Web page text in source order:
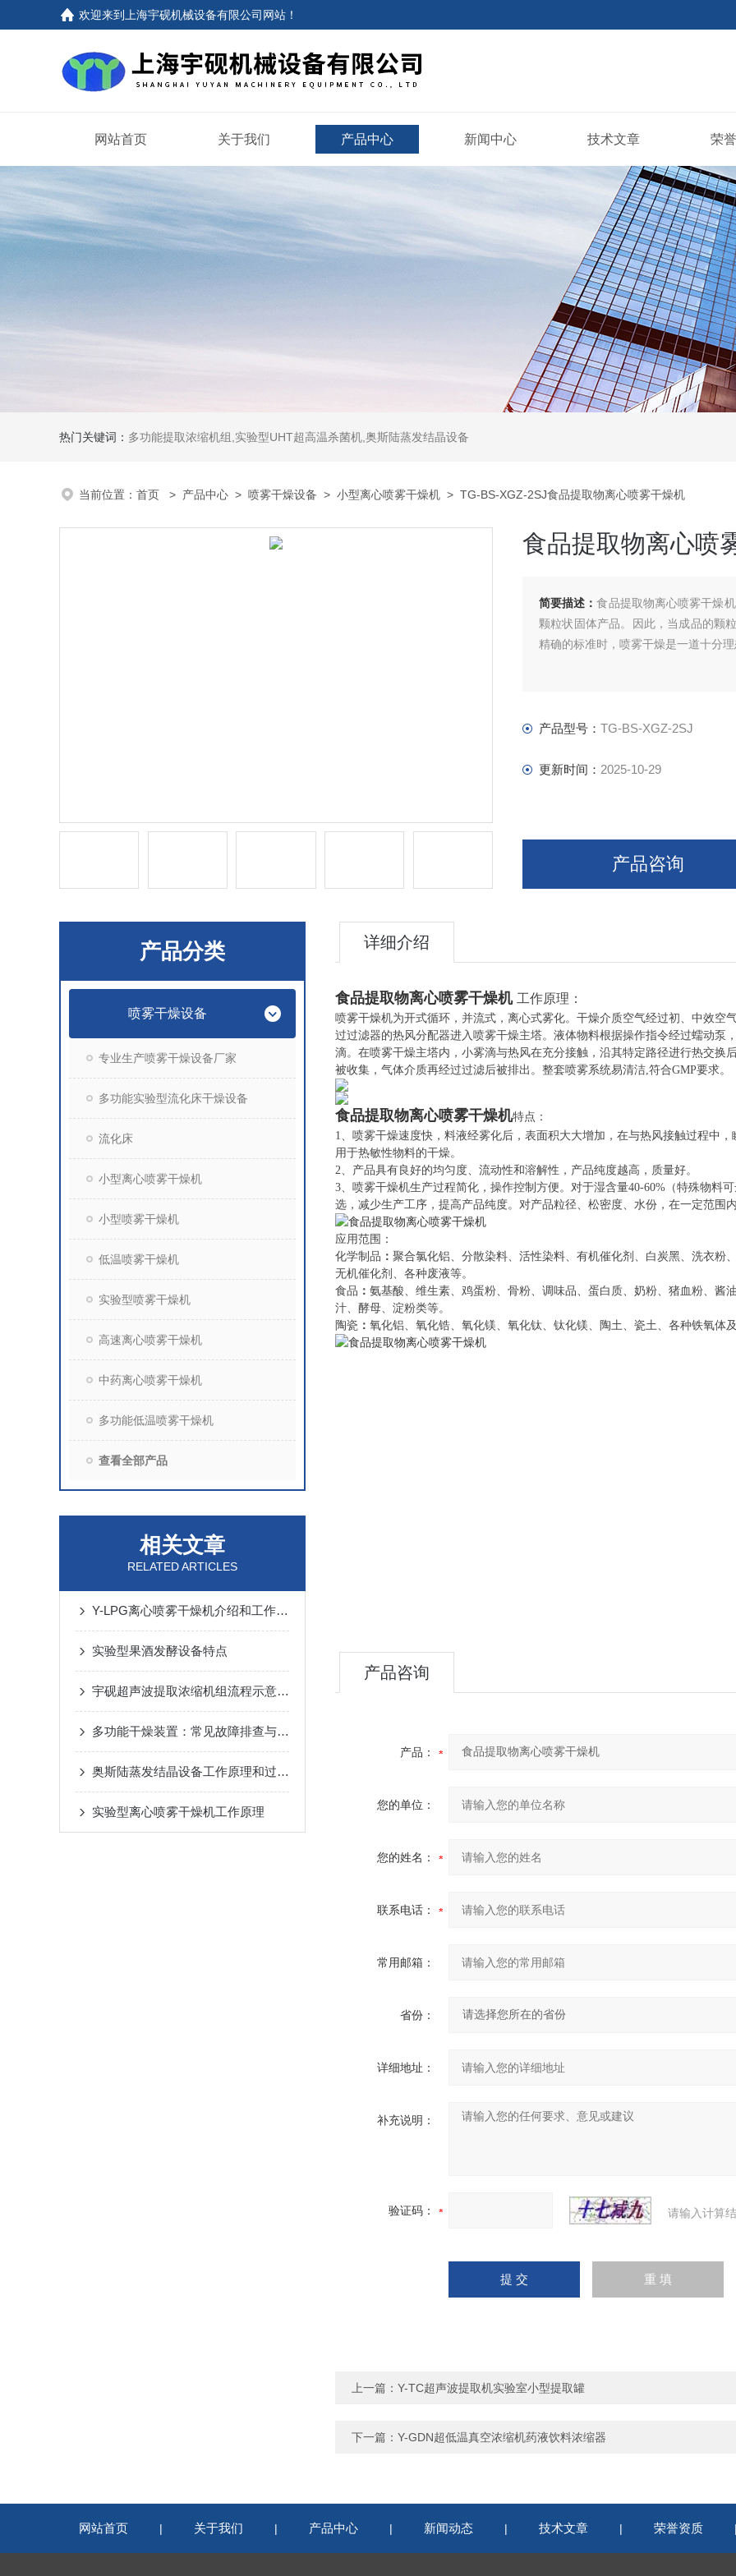
欢迎来到上海宇砚机械设备有限公司网站！
网站首页 关于我们 产品中心 新闻中心 技术文章 荣
热门关键词： 多功能提取浓缩机组,实验型UHT超高温杀菌机,奥斯陆蒸发结晶设备
当前位置： 首页 > 产品中心 > 喷雾干燥设备 > 小型离心喷雾干燥机 > TG-BS-XGZ-2SJ食品提取物离心喷雾干燥机
食品提取物离心喷
简要描述：食品提取物离心喷雾干燥
颗粒状固体产品。因此，当成品的颗
精确的标准时，喷雾干燥是一道十分理
产品型号： TG-BS-XGZ-2SJ
更新时间： 2025-10-29
产品咨询
产品分类
喷雾干燥设备
专业生产喷雾干燥设备厂家
多功能实验型流化床干燥设备
流化床
小型离心喷雾干燥机
小型喷雾干燥机
低温喷雾干燥机
实验型喷雾干燥机
高速离心喷雾干燥机
中药离心喷雾干燥机
多功能低温喷雾干燥机
查看全部产品
相关文章
RELATED ARTICLES
Y-LPG离心喷雾干燥机介绍和工作原理
实验型果酒发酵设备特点
宇砚超声波提取浓缩机组流程示意图介绍
多功能干燥装置：常见故障排查与处理指南
奥斯陆蒸发结晶设备工作原理和过程是怎么样的
实验型离心喷雾干燥机工作原理
详细介绍
食品提取物离心喷雾干燥机 工作原理：
喷雾干燥机为开式循环，并流式，离心式雾化。干燥介质空气经过初、中效空
过过滤器的热风分配器进入喷雾干燥主塔。液体物料根据操作指令经过蠕动泵
滴。在喷雾干燥主塔内，小雾滴与热风在充分接触，沿其特定路径进行热交换
被收集，气体介质再经过过滤后被排出。整套喷雾系统易清洁,符合GMP要求。
食品提取物离心喷雾干燥机特点：
1、喷雾干燥速度快，料液经雾化后，表面积大大增加，在与热风接触过程中
用于热敏性物料的干燥。
2、产品具有良好的均匀度、流动性和溶解性，产品纯度越高，质量好。
3、喷雾干燥机生产过程简化，操作控制方便。对于湿含量40-60%（特殊物料
选，减少生产工序，提高产品纯度。对产品粒径、松密度、水份，在一定范围
应用范围：
化学制品 ： 聚合氯化铝、分散染料、活性染料、有机催化剂、白炭黑、洗衣粉
无机催化剂、各种废液等。
食品 ： 氨基酸、维生素、鸡蛋粉、骨粉、调味品、蛋白质、奶粉、猪血粉、
汁、酵母、淀粉类等。
陶瓷 ： 氧化铝、氧化锆、氧化镁、氧化钛、钛化镁、陶土、瓷土、各种铁氧体
产品咨询
产品：
您的单位：
您的姓名：
联系电话：
常用邮箱：
省份：
详细地址：
补充说明：
验证码： 请输入计算
上一篇： Y-TC超声波提取机实验室小型提取罐
下一篇： Y-GDN超低温真空浓缩机药液饮料浓缩器
网站首页 | 关于我们 | 产品中心 | 新闻动态 | 技术文章 | 荣誉资质